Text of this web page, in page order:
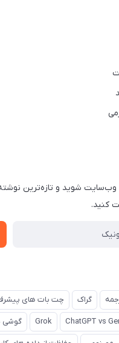
وب‌سایت شوید و تازه‌ترین
کنید.
گراک چت بات های
ChatGPT vs
Grok گوشی